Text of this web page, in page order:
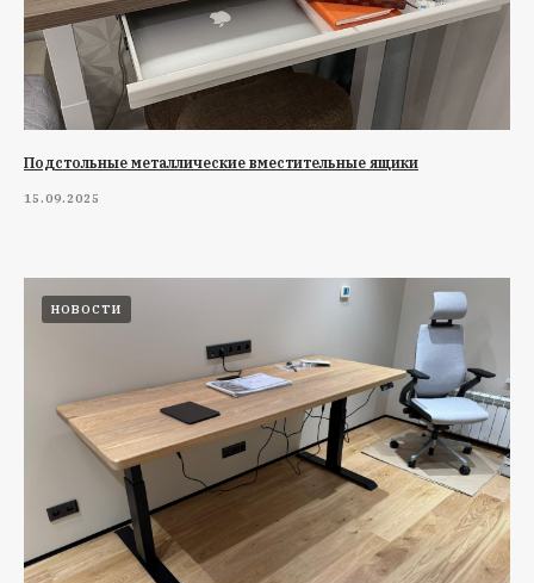
Подстольные металлические вместительные ящики
15.09.2025
НОВОСТИ